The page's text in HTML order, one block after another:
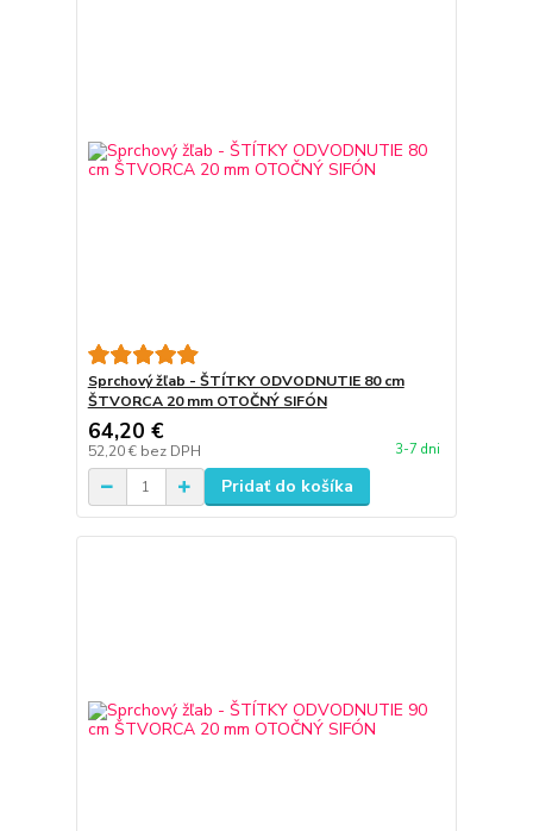
Sprchový žľab - ŠTÍTKY ODVODNUTIE 80 cm
ŠTVORCA 20 mm OTOČNÝ SIFÓN
64,20 €
52,20 € bez DPH 3-7 dni
Pridať do košíka